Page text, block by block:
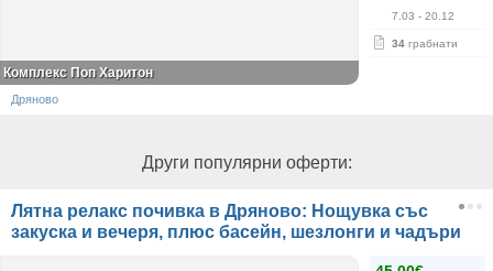
7.03 - 20.12
34 грабнати
Комплекс Поп Харитон
Дряново
Други популярни оферти:
Лятна релакс почивка в Дряново: Нощувка със
закуска и вечеря, плюс басейн, шезлонги и чадъри